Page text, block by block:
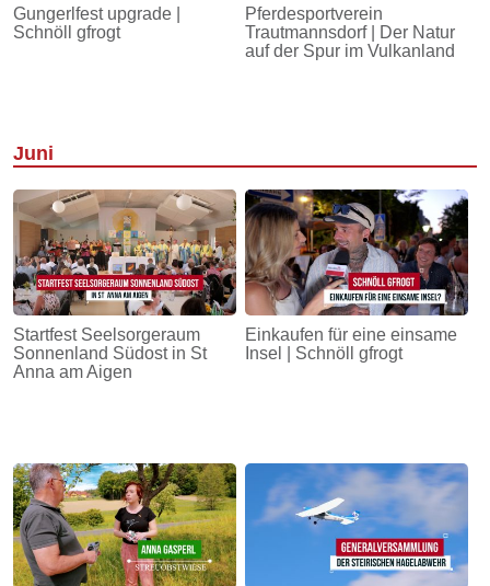
Gungerlfest upgrade |
Schnöll gfrogt
Pferdesportverein
Trautmannsdorf | Der Natur
auf der Spur im Vulkanland
Juni
Startfest Seelsorgeraum
Sonnenland Südost in St
Anna am Aigen
Einkaufen für eine einsame
Insel | Schnöll gfrogt